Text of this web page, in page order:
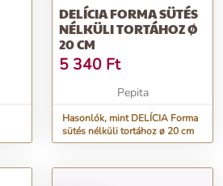
DELÍCIA FORMA SÜTÉS
NÉLKÜLI TORTÁHOZ Ø
20 CM
5 340 Ft
Pepita
Hasonlók, mint DELÍCIA Forma
sütés nélküli tortához ø 20 cm